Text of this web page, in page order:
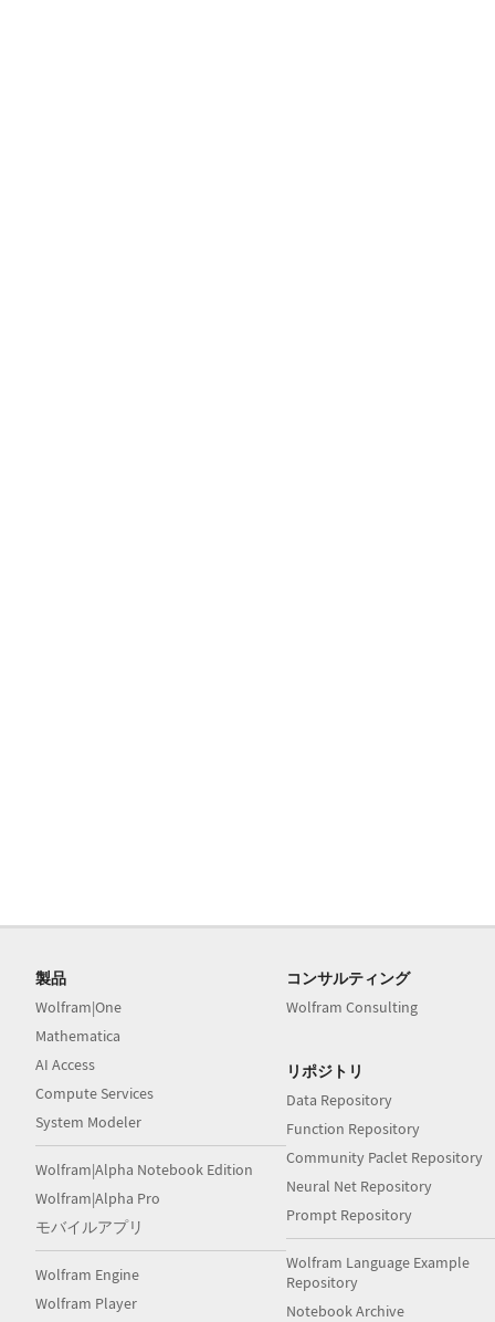
製品
Wolfram|One
Mathematica
AI Access
Compute Services
System Modeler
Wolfram|Alpha Notebook Edition
Wolfram|Alpha Pro
モバイルアプリ
Wolfram Engine
Wolfram Player
コンサルティング
Wolfram Consulting
リポジトリ
Data Repository
Function Repository
Community Paclet Repository
Neural Net Repository
Prompt Repository
Wolfram Language Example
Repository
Notebook Archive